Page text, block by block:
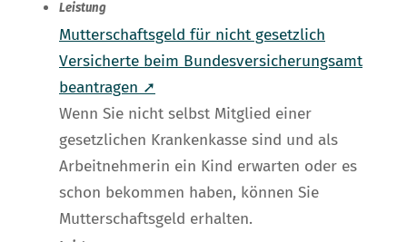
Leistung
Mutterschaftsgeld für nicht gesetzlich
Versicherte beim Bundesversicherungsamt
beantragen ➚
Wenn Sie nicht selbst Mitglied einer
gesetzlichen Krankenkasse sind und als
Arbeitnehmerin ein Kind erwarten oder es
schon bekommen haben, können Sie
Mutterschaftsgeld erhalten.